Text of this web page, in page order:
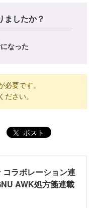
ましたか？
なった
必要です。
ださい。
ポスト
ラボレーション連
AWK処方箋連載